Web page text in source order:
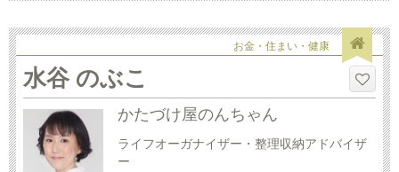
お金・住まい・健康
水谷 のぶこ
かたづけ屋のんちゃん
ライフオーガナイザー・整理収納アドバイザ
ー